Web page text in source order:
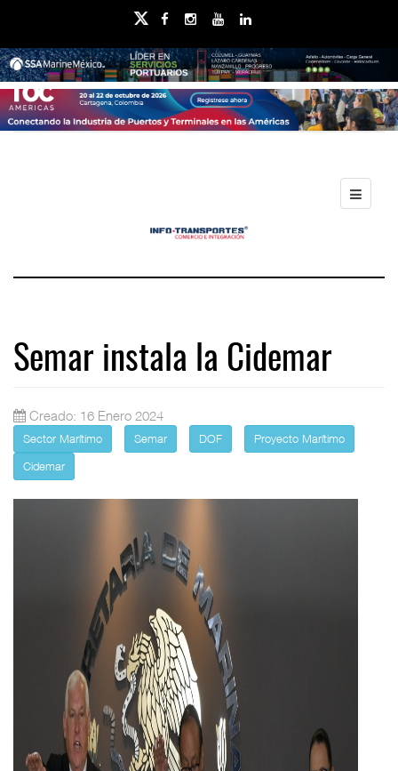
Semar instala la Cidemar
Creado: 16 Enero 2024
Sector Marítimo Semar DOF
Proyecto Marítimo
Cidemar